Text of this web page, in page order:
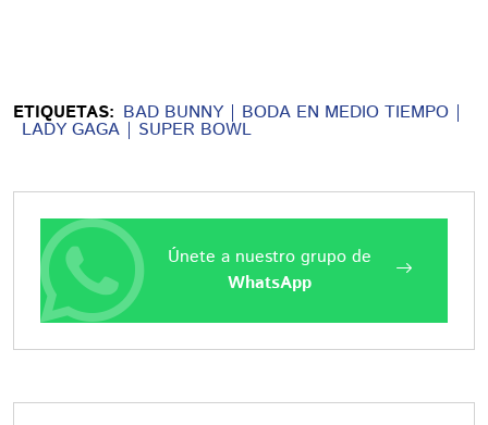
ETIQUETAS: BAD BUNNY BODA EN MEDIO TIEMPO
LADY GAGA SUPER BOWL
Únete a nuestro grupo de
WhatsApp